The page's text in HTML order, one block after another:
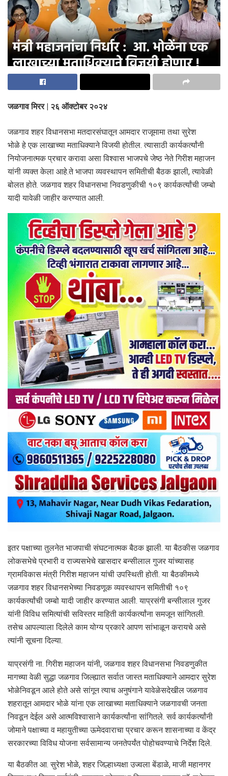
जळगाव मिरर | २६ ऑक्टोबर २०२४
जळगाव शहर विधानसभा मतदारसंघातून आमदार राजूमामा तथा सुरेश
भोळे हे एक लाखाच्या मताधिक्याने विजयी होतील. त्यासाठी कार्यकर्त्यांनी
नियोजनात्मक प्रचार करावा असा विश्वास भाजपचे जेष्ठ नेते गिरीश महाजन
यांनी व्यक्त केला आहे.ते भाजपा व्यवस्थापन समितीची बैठक झाली, त्यावेळी
बोलत होते. जळगाव शहर विधानसभा निवडणुकीची १०९ कार्यकर्त्यांची जम्बो
यादी यावेळी जाहीर करण्यात आली.
इतर पक्षाच्या तुलनेत भाजपाची संघटनात्मक बैठक झाली. या बैठकीस जळगाव
लोकसभेचे प्रभारी व राज्यसभेचे खासदार बन्सीलाल गुजर यांच्यासह
ग्रामविकास मंत्री गिरीश महाजन यांची उपस्थिती होती. या बैठकीमध्ये
जळगाव शहर विधानसभेच्या निवडणूक व्यवस्थापन समितीची १०९
कार्यकर्त्यांची जम्बो यादी जाहीर करण्यात आली. याप्रसंगी बन्सीलाल गुजर
यांनी विविध समित्यांची सविस्तर माहिती कार्यकर्त्यांना समजून सांगितली.
तसेच आपल्याला दिलेले काम योग्य प्रकारे आपण सांभाळून करायचे असे
त्यांनी सूचना दिल्या.
याप्रसंगी ना. गिरीश महाजन यांनी, जळगाव शहर विधानसभा निवडणुकीत
मागच्या वेळी सुद्धा जळगाव जिल्ह्यात सर्वात जास्त मताधिक्याने आमदार सुरेश
भोळेनिवडून आले होते असे सांगून त्याच अनुषंगाने यावेळेसदेखील जळगाव
शहरातून आमदार भोळे यांना एक लाखाच्या मताधिक्याने जळगावची जनता
निवडून देईल असे आत्मविश्वासाने कार्यकर्त्यांना सांगितले. सर्व कार्यकर्त्यांनी
जोमाने पक्षाच्या व महायुतीच्या ऊमेदवाराचा प्रचार करून शासनाच्या व केंद्र
सरकारच्या विविध योजना सर्वसामान्य जनतेपर्यंत पोहोचवण्याचे निर्देश दिले.
या बैठकीत आ. सुरेश भोळे, शहर जिल्हाध्यक्षा उज्वला बेंडाळे, माजी महानगर